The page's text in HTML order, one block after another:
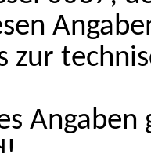
zur